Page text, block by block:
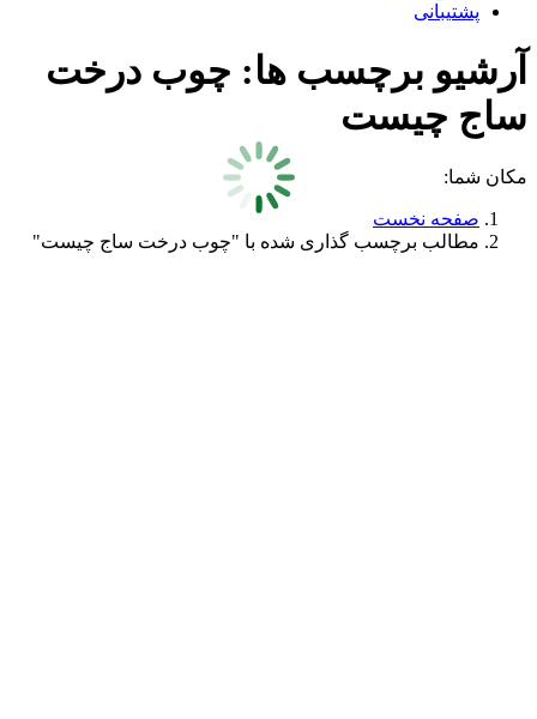
پشتیبانی
آرشیو برچسب ها: چوب درخت
ساج چیست
مکان شما:
صفحه نخست
مطالب برچسب گذاری شده با "چوب درخت ساج چیست"